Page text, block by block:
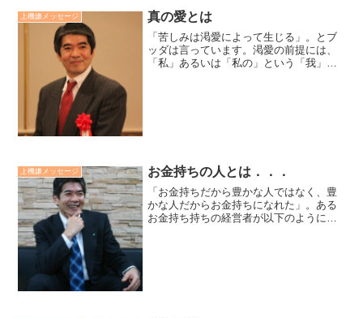
上機嫌メッセージ 真の愛とは
「苦しみは渇愛によって生じる」。とブ
ッダは言っています。渇愛の前提には、
「私」あるいは「私の」という「我」と
上機嫌メッセージ お金持ちの人とは．．．
「お金持ちだから豊かな人ではなく、豊
かな人だからお金持ちになれた」。ある
お金持ち持ちの経営者が以下のように言